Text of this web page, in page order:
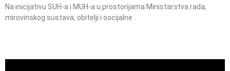
Na inicijativu SUH-a i MUH-a u prostorijama Ministarstva rada,
mirovinskog sustava, obitelji i socijalne